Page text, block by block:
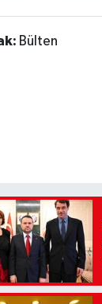
Bülten